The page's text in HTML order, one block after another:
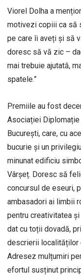
Viorel Dolha a
motivezi copiii ca să
pe care îi aveți și să
doresc să vă zic –
mai trebuie ajutată,
spatele.”
Premiile au fost
Asociației Diplomație
București, care, cu
bucurie și un
minunat edificiu
Vârșeț. Doresc să
concursul de eseuri,
ambasadori ai limbii
pentru creativitatea
dat cu toții dovadă,
descrierii localităților
Adresez mulțumiri
efortul susținut